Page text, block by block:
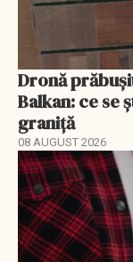
Dronă
Balkan: ce se
graniță
08 AUGUST 2026